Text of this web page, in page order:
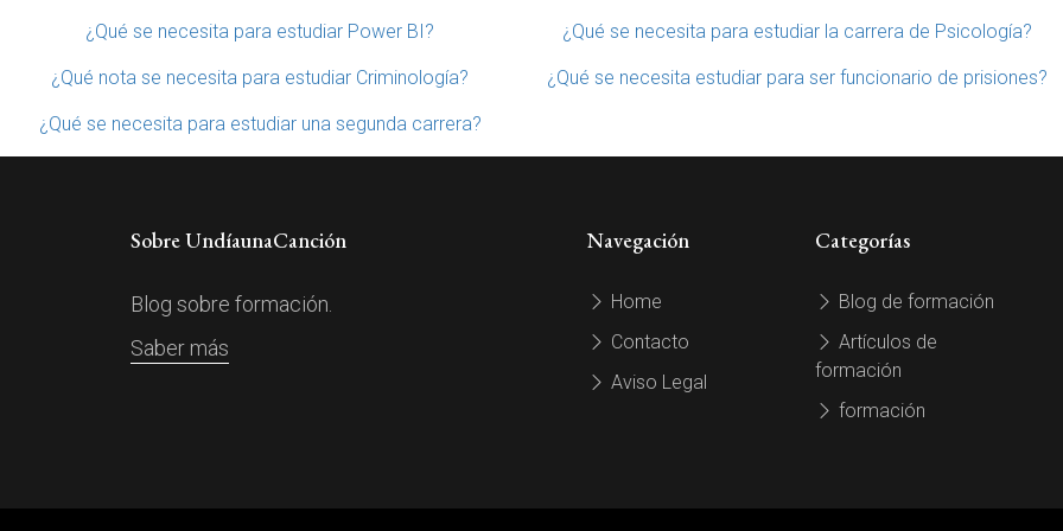
¿Qué se necesita para estudiar Power BI? ¿Qué se necesita para estudiar la carrera de Psicología?
¿Qué nota se necesita para estudiar Criminología? ¿Qué se necesita estudiar para ser funcionario de prisiones?
¿Qué se necesita para estudiar una segunda carrera?
Sobre UndíaunaCanción
Blog sobre formación.
Saber más
Navegación
Home
Contacto
Aviso Legal
Categorías
Blog de formación
Artículos de
formación
formación